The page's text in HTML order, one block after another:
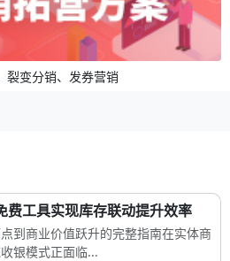
裂变分销、发券营销
费工具实现库存联动提升效率
到商业价值跃升的完整指南在实体商
银模式正面临...